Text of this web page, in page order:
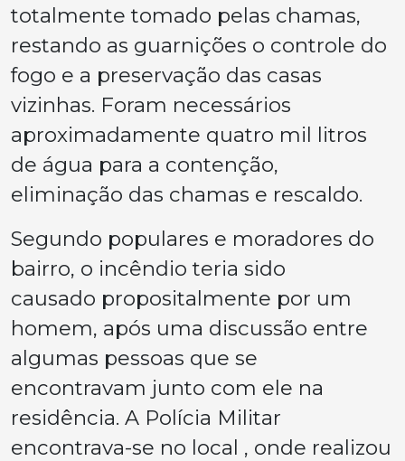
totalmente tomado pelas chamas,
restando as guarnições o controle do
fogo e a preservação das casas
vizinhas. Foram necessários
aproximadamente quatro mil litros
de água para a contenção,
eliminação das chamas e rescaldo.
Segundo populares e moradores do
bairro, o incêndio teria sido
causado propositalmente por um
homem, após uma discussão entre
algumas pessoas que se
encontravam junto com ele na
residência. A Polícia Militar
encontrava-se no local , onde realizou